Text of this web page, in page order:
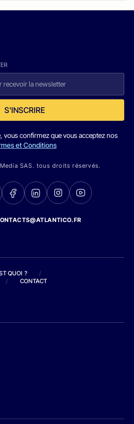
S'INSCRIRE
vous confirmez que vous acceptez nos
et Conditions
SAS. tous droits réservés.
QUOI ?
/
/ CONTACT